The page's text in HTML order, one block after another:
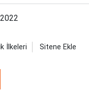
İlkeleri Sitene Ekle